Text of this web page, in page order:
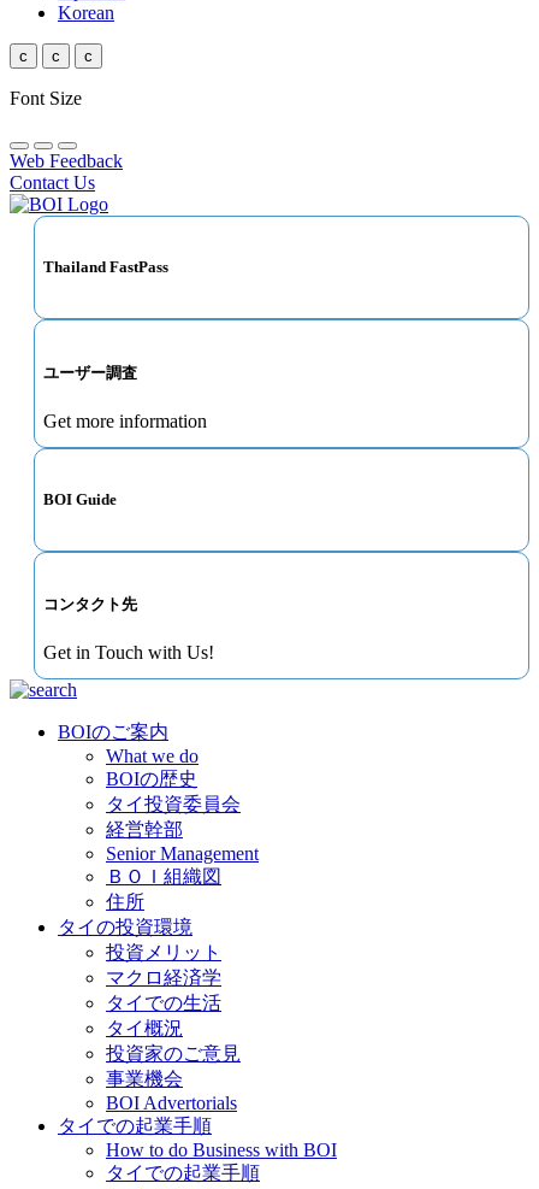
Korean
c c c
Font Size
Web Feedback
Contact Us
Thailand FastPass
ユーザー調査
Get more information
BOI Guide
コンタクト先
Get in Touch with Us!
BOIのご案内
What we do
BOIの歴史
タイ投資委員会
経営幹部
Senior Management
ＢＯＩ組織図
住所
タイの投資環境
投資メリット
マクロ経済学
タイでの生活
タイ概況
投資家のご意見
事業機会
BOI Advertorials
タイでの起業手順
How to do Business with BOI
タイでの起業手順